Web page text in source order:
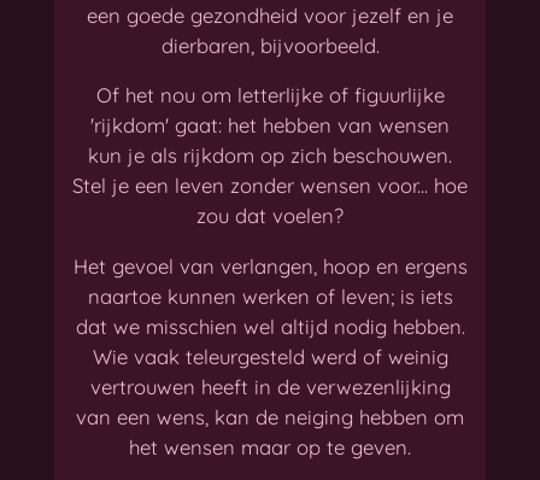
een goede gezondheid voor jezelf en je
dierbaren, bijvoorbeeld.
Of het nou om letterlijke of figuurlijke
'rijkdom' gaat: het hebben van wensen
kun je als rijkdom op zich beschouwen.
Stel je een leven zonder wensen voor... hoe
zou dat voelen?
Het gevoel van verlangen, hoop en ergens
naartoe kunnen werken of leven; is iets
dat we misschien wel altijd nodig hebben.
Wie vaak teleurgesteld werd of weinig
vertrouwen heeft in de verwezenlijking
van een wens, kan de neiging hebben om
het wensen maar op te geven.